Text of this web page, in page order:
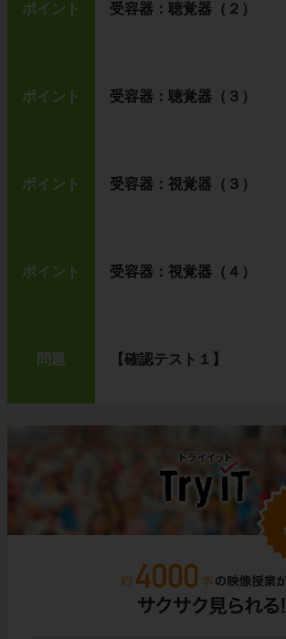
ポイント 受容器：聴覚器（２）
ポイント 受容器：聴覚器（３）
ポイント 受容器：視覚器（３）
ポイント 受容器：視覚器（４）
問題 【確認テスト１】